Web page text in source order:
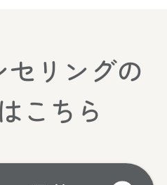
リングの
こちら